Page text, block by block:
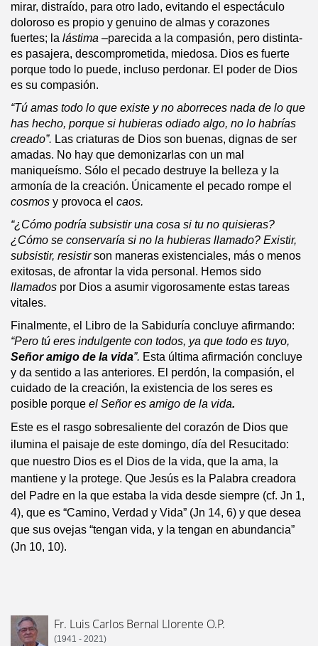
mirar, distraído, para otro lado, evitando el espectáculo
doloroso es propio y genuino de almas y corazones
fuertes; la lástima –parecida a la compasión, pero distinta-
es pasajera, descomprometida, miedosa. Dios es fuerte
porque todo lo puede, incluso perdonar. El poder de Dios
es su compasión.
“Tú amas todo lo que existe y no aborreces nada de lo que
has hecho, porque si hubieras odiado algo, no lo habrías
creado”. Las criaturas de Dios son buenas, dignas de ser
amadas. No hay que demonizarlas con un mal
maniqueísmo. Sólo el pecado destruye la belleza y la
armonía de la creación. Únicamente el pecado rompe el
cosmos y provoca el caos.
“¿Cómo podría subsistir una cosa si tu no quisieras?
¿Cómo se conservaría si no la hubieras llamado? Existir,
subsistir, resistirson maneras existenciales, más o menos
exitosas, de afrontar la vida personal. Hemos sido
llamados por Dios a asumir vigorosamente estas tareas
vitales.
Finalmente, el Libro de la Sabiduría concluye afirmando:
“Pero tú eres indulgente con todos, ya que todo es tuyo,
Señor amigo de la vida”. Esta última afirmación concluye
y da sentido a las anteriores. El perdón, la compasión, el
cuidado de la creación, la existencia de los seres es
posible porque el Señor es amigo de la vida.
Este es el rasgo sobresaliente del corazón de Dios que
ilumina el paisaje de este domingo, día del Resucitado:
que nuestro Dios es el Dios de la vida, que la ama, la
mantiene y la protege. Que Jesús es la Palabra creadora
del Padre en la que estaba la vida desde siempre (cf. Jn 1,
4), que es “Camino, Verdad y Vida” (Jn 14, 6) y que desea
que sus ovejas “tengan vida, y la tengan en abundancia”
(Jn 10, 10).
Fr. Luis Carlos Bernal Llorente O.P.
(1941 - 2021)